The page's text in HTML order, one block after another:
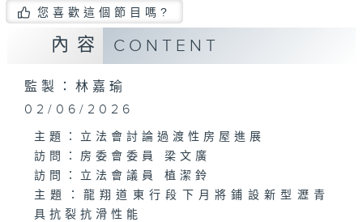
您喜歡這個節目嗎?
內容 CONTENT
監製：林嘉瑜
02/06/2026
主題：立法會討論過渡性房屋進展
訪問：房委會委員 梁文廣
訪問：立法會議員 植潔鈴
主題：龍翔道東行段下月將鋪設新型瀝青
具抗裂抗滑性能